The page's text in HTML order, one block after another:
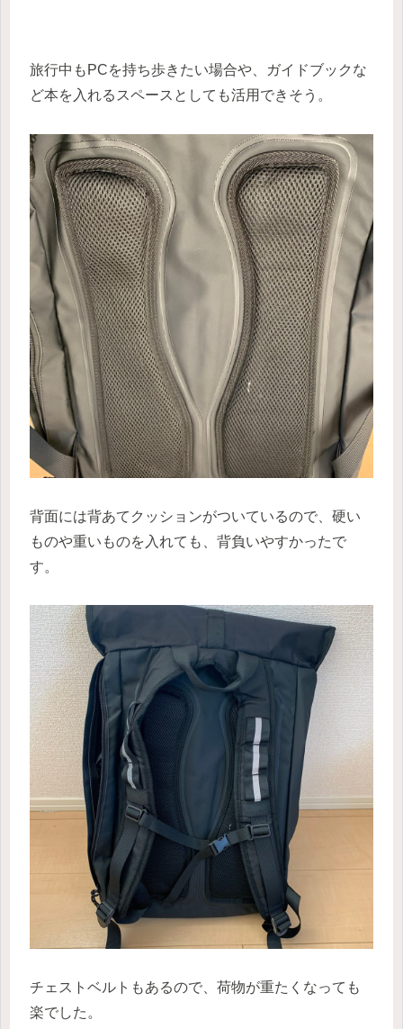
旅行中もPCを持ち歩きたい場合や、ガイドブックな
ど本を入れるスペースとしても活用できそう。
背面には背あてクッションがついているので、硬い
ものや重いものを入れても、背負いやすかったで
す。
チェストベルトもあるので、荷物が重たくなっても
楽でした。